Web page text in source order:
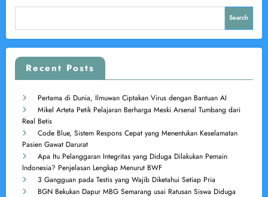
Search
Recent Posts
Pertama di Dunia, Ilmuwan Ciptakan Virus dengan Bantuan AI
Mikel Arteta Petik Pelajaran Berharga Meski Arsenal Tumbang dari
Real Betis
Code Blue, Sistem Respons Cepat yang Menentukan Keselamatan
Pasien Gawat Darurat
Apa Itu Pelanggaran Integritas yang Diduga Dilakukan Pemain
Indonesia? Penjelasan Lengkap Menurut BWF
3 Gangguan pada Testis yang Wajib Diketahui Setiap Pria
BGN Bekukan Dapur MBG Semarang usai Ratusan Siswa Diduga